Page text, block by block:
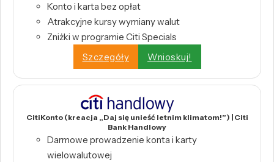
Konto i karta bez opłat
Atrakcyjne kursy wymiany walut
Zniżki w programie Citi Specials
Szczegóły
Wnioskuj!
CitiKonto (kreacja „Daj się unieść letnim klimatom!”) | Citi
Bank Handlowy
Darmowe prowadzenie konta i karty
wielowalutowej